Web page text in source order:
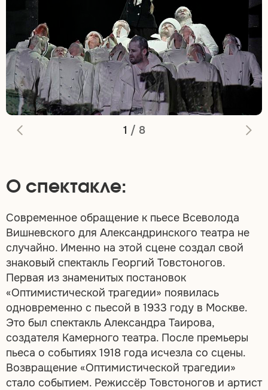
1 / 8
О спектакле:
Современное обращение к пьесе Всеволода
Вишневского для Александринского театра не
случайно. Именно на этой сцене создал свой
знаковый спектакль Георгий Товстоногов.
Первая из знаменитых постановок
«Оптимистической трагедии» появилась
одновременно с пьесой в 1933 году в Москве.
Это был спектакль Александра Таирова,
создателя Камерного театра. После премьеры
пьеса о событиях 1918 года исчезла со сцены.
Возвращение «Оптимистической трагедии»
стало событием. Режиссёр Товстоногов и артист